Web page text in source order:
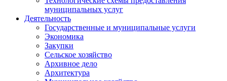
муниципальных услуг
Деятельность
Государственные и муниципальные услуги
Экономика
Закупки
Сельское хозяйство
Архивное дело
Архитектура